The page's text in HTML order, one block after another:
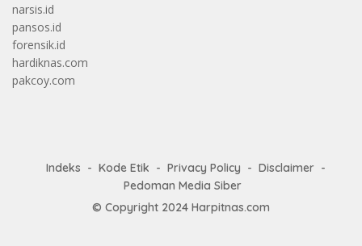
narsis.id
pansos.id
forensik.id
hardiknas.com
pakcoy.com
Indeks Kode Etik Privacy Policy
Disclaimer
Pedoman Media Siber
© Copyright 2024 Harpitnas.com